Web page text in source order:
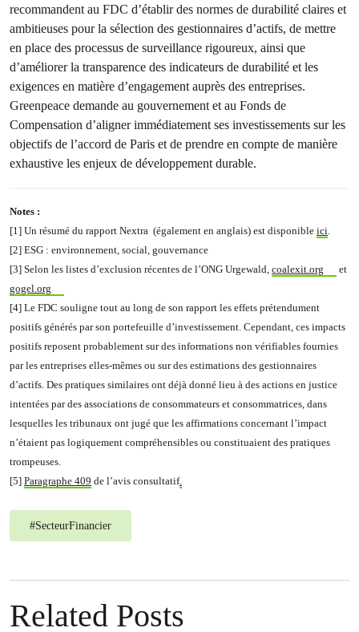
recommandent au FDC d’établir des normes de durabilité claires et
ambitieuses pour la sélection des gestionnaires d’actifs, de mettre
en place des processus de surveillance rigoureux, ainsi que
d’améliorer la transparence des indicateurs de durabilité et les
exigences en matière d’engagement auprès des entreprises.
Greenpeace demande au gouvernement et au Fonds de
Compensation d’aligner immédiatement ses investissements sur les
objectifs de l’accord de Paris et de prendre en compte de manière
exhaustive les enjeux de développement durable.
Notes :
[1] Un résumé du rapport Nextra (également en anglais) est disponible ici.
[2] ESG : environnement, social, gouvernance
[3] Selon les listes d’exclusion récentes de l’ONG Urgewald, coalexit.org
et
gogel.org
[4] Le FDC souligne tout au long de son rapport les effets prétendument
positifs générés par son portefeuille d’investissement. Cependant, ces impacts
positifs reposent probablement sur des informations non vérifiables fournies
par les entreprises elles-mêmes ou sur des estimations des gestionnaires
d’actifs. Des pratiques similaires ont déjà donné lieu à des actions en justice
intentées par des associations de consommateurs et consommatrices, dans
lesquelles les tribunaux ont jugé que les affirmations concernant l’impact
n’étaient pas logiquement compréhensibles ou constituaient des pratiques
trompeuses.
[5] Paragraphe 409 de l’avis consultatif.
#SecteurFinancier
Related Posts